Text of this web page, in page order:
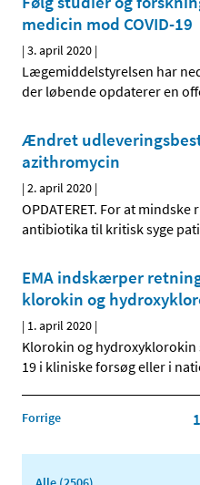
medicin mod COVID-19
|3. april 2020 |
Lægemiddelstyrelsen har
der løbende opdaterer en
Ændret
azithromycin
|2. april 2020 |
OPDATERET. For at
antibiotika til kritisk syge
EMA indskærper
klorokin og
| 1. april 2020 |
Klorokin og hydroxyklorokin
19 i kliniske forsøg eller i
Forrige 1